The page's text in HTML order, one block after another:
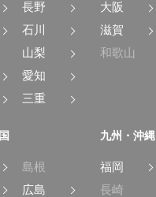
長野
石川
山梨
愛知
三重
大阪
滋賀
和歌山
島根
広島
九州・沖縄
福岡
長崎